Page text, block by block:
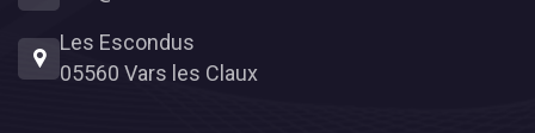
Les Escondus
05560 Vars les Claux